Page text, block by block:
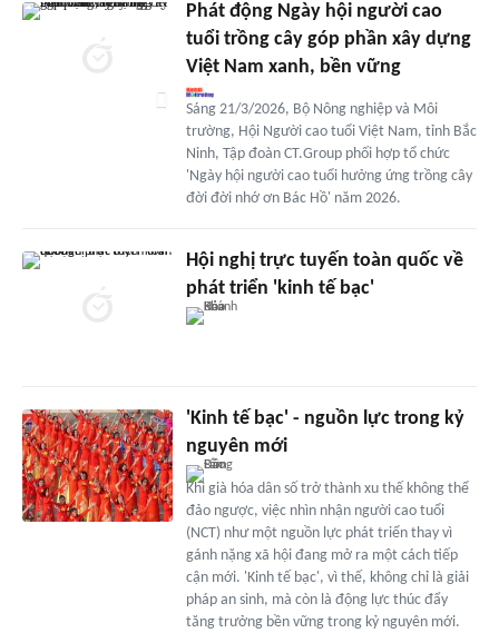
Phát động Ngày hội người cao
tuổi trồng cây góp phần xây dựng
Việt Nam xanh, bền vững
Sáng 21/3/2026, Bộ Nông nghiệp và Môi
trường, Hội Người cao tuổi Việt Nam, tỉnh Bắc
Ninh, Tập đoàn CT.Group phối hợp tổ chức
'Ngày hội người cao tuổi hưởng ứng trồng cây
đời đời nhớ ơn Bác Hồ' năm 2026.
Hội nghị trực tuyến toàn quốc về
phát triển 'kinh tế bạc'
'Kinh tế bạc' - nguồn lực trong kỷ
nguyên mới
Khi già hóa dân số trở thành xu thế không thể
đảo ngược, việc nhìn nhận người cao tuổi
(NCT) như một nguồn lực phát triển thay vì
gánh nặng xã hội đang mở ra một cách tiếp
cận mới. 'Kinh tế bạc', vì thế, không chỉ là giải
pháp an sinh, mà còn là động lực thúc đẩy
tăng trưởng bền vững trong kỷ nguyên mới.